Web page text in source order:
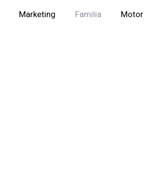
Marketing Familia Motor